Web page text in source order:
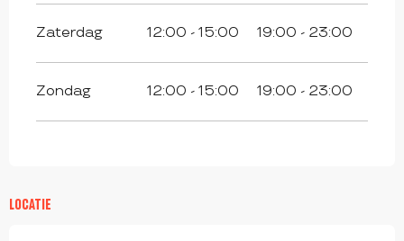
Zaterdag 12:00 - 15:00 19:00 - 23:00
Zondag 12:00 - 15:00 19:00 - 23:00
LOCATIE